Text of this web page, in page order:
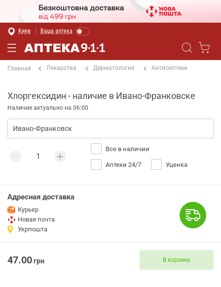
Киев Ваша аптека
Главная Лекарства Дерматология Антисептики
Хлоргексидин - наличие в Ивано-Франковске
Наличие актуально на 06:00
Все в наличии
Аптеки 24/7 Уценка
Адресная доставка
Курьер
Новая почта
Укрпошта
47.00грн В корзину